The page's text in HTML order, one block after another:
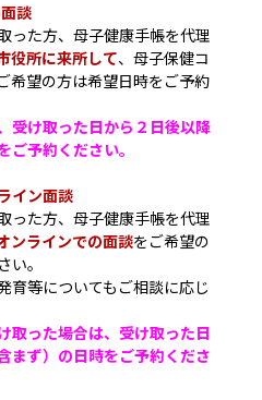
談
った方、母子健康手帳を代理
役所に来所して、母子保健コ
希望の方は希望日時をご予約
受け取った日から２日後以降
ご予約ください。
イン面談
った方、母子健康手帳を代理
ンラインでの面談をご希望の
。
育等についてもご相談に応じ
取った場合は、受け取った日
まず）の日時をご予約くださ